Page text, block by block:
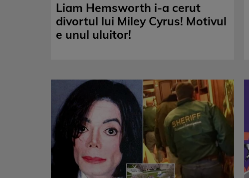
Liam Hemsworth i-a cerut
divortul lui Miley Cyrus! Motivul
e unul uluitor!